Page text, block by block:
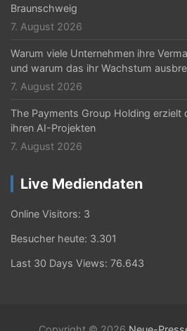
Braunschweig
7. August 2026
Warum viele Unternehmen ihre
und warum das ihr Wachstum
7. August 2026
The Payments Group Holding erzielt
ihren AI-Projekten
7. August 2026
Live Mediendaten
Online Visitors: 3
Besucher heute: 3.301
Last 30 Days Views: 76.643